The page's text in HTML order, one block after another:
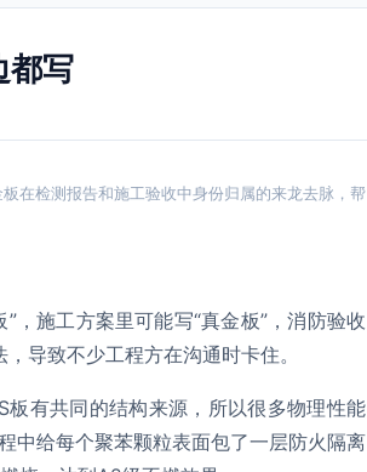
都写
在检测报告和施工验收中身份归属的来龙去脉，帮
，施工方案里可能写“真金板”，消防验收
导致不少工程方在沟通时卡住。
有共同的结构来源，所以很多物理性能
给每个聚苯颗粒表面包了一层防火隔离